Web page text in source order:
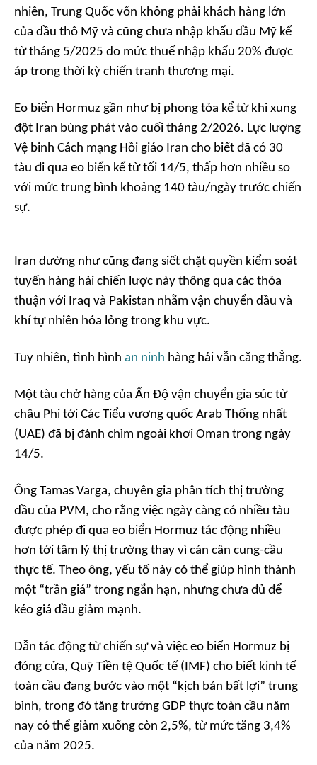
nhiên, Trung Quốc vốn không phải khách hàng lớn
của dầu thô Mỹ và cũng chưa nhập khẩu dầu Mỹ kể
từ tháng 5/2025 do mức thuế nhập khẩu 20% được
áp trong thời kỳ chiến tranh thương mại.
Eo biển Hormuz gần như bị phong tỏa kể từ khi xung
đột Iran bùng phát vào cuối tháng 2/2026. Lực lượng
Vệ binh Cách mạng Hồi giáo Iran cho biết đã có 30
tàu đi qua eo biển kể từ tối 14/5, thấp hơn nhiều so
với mức trung bình khoảng 140 tàu/ngày trước chiến
sự.
Iran dường như cũng đang siết chặt quyền kiểm soát
tuyến hàng hải chiến lược này thông qua các thỏa
thuận với Iraq và Pakistan nhằm vận chuyển dầu và
khí tự nhiên hóa lỏng trong khu vực.
Tuy nhiên, tình hình an ninh hàng hải vẫn căng thẳng.
Một tàu chở hàng của Ấn Độ vận chuyển gia súc từ
châu Phi tới Các Tiểu vương quốc Arab Thống nhất
(UAE) đã bị đánh chìm ngoài khơi Oman trong ngày
14/5.
Ông Tamas Varga, chuyên gia phân tích thị trường
dầu của PVM, cho rằng việc ngày càng có nhiều tàu
được phép đi qua eo biển Hormuz tác động nhiều
hơn tới tâm lý thị trường thay vì cán cân cung-cầu
thực tế. Theo ông, yếu tố này có thể giúp hình thành
một “trần giá” trong ngắn hạn, nhưng chưa đủ để
kéo giá dầu giảm mạnh.
Dẫn tác động từ chiến sự và việc eo biển Hormuz bị
đóng cửa, Quỹ Tiền tệ Quốc tế (IMF) cho biết kinh tế
toàn cầu đang bước vào một “kịch bản bất lợi” trung
bình, trong đó tăng trưởng GDP thực toàn cầu năm
nay có thể giảm xuống còn 2,5%, từ mức tăng 3,4%
của năm 2025.